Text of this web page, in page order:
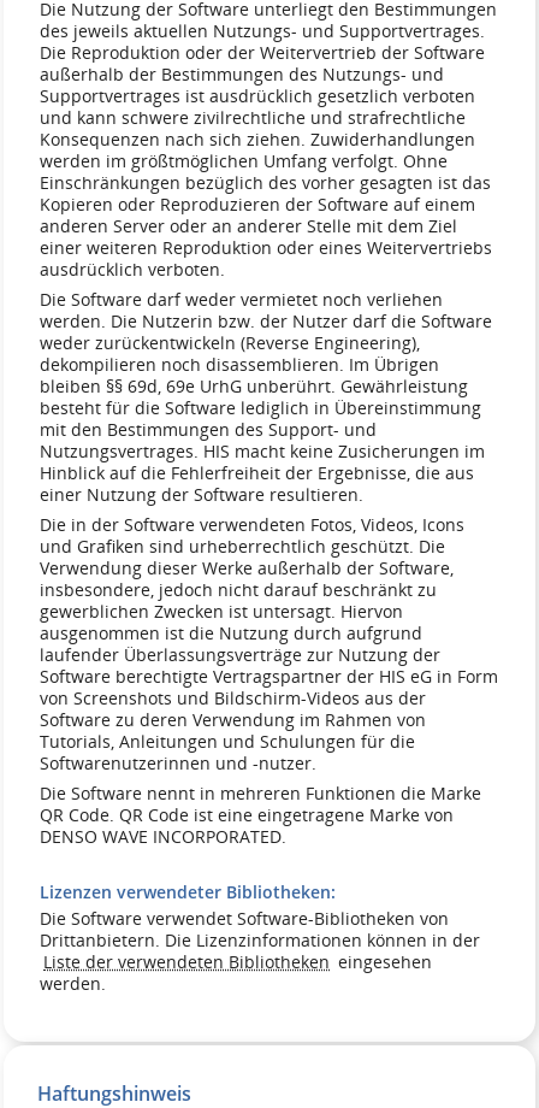
Die Nutzung der Software unterliegt den Bestimmungen
des jeweils aktuellen Nutzungs- und Supportvertrages.
Die Reproduktion oder der Weitervertrieb der Software
außerhalb der Bestimmungen des Nutzungs- und
Supportvertrages ist ausdrücklich gesetzlich verboten
und kann schwere zivilrechtliche und strafrechtliche
Konsequenzen nach sich ziehen. Zuwiderhandlungen
werden im größtmöglichen Umfang verfolgt. Ohne
Einschränkungen bezüglich des vorher gesagten ist das
Kopieren oder Reproduzieren der Software auf einem
anderen Server oder an anderer Stelle mit dem Ziel
einer weiteren Reproduktion oder eines Weitervertriebs
ausdrücklich verboten.
Die Software darf weder vermietet noch verliehen
werden. Die Nutzerin bzw. der Nutzer darf die Software
weder zurückentwickeln (Reverse Engineering),
dekompilieren noch disassemblieren. Im Übrigen
bleiben §§ 69d, 69e UrhG unberührt. Gewährleistung
besteht für die Software lediglich in Übereinstimmung
mit den Bestimmungen des Support- und
Nutzungsvertrages. HIS macht keine Zusicherungen im
Hinblick auf die Fehlerfreiheit der Ergebnisse, die aus
einer Nutzung der Software resultieren.
Die in der Software verwendeten Fotos, Videos, Icons
und Grafiken sind urheberrechtlich geschützt. Die
Verwendung dieser Werke außerhalb der Software,
insbesondere, jedoch nicht darauf beschränkt zu
gewerblichen Zwecken ist untersagt. Hiervon
ausgenommen ist die Nutzung durch aufgrund
laufender Überlassungsverträge zur Nutzung der
Software berechtigte Vertragspartner der HIS eG in Form
von Screenshots und Bildschirm-Videos aus der
Software zu deren Verwendung im Rahmen von
Tutorials, Anleitungen und Schulungen für die
Softwarenutzerinnen und -nutzer.
Die Software nennt in mehreren Funktionen die Marke
QR Code. QR Code ist eine eingetragene Marke von
DENSO WAVE INCORPORATED.
Lizenzen verwendeter Bibliotheken:
Die Software verwendet Software-Bibliotheken von
Drittanbietern. Die Lizenzinformationen können in der
Liste der verwendeten Bibliotheken eingesehen
werden.
Haftungshinweis